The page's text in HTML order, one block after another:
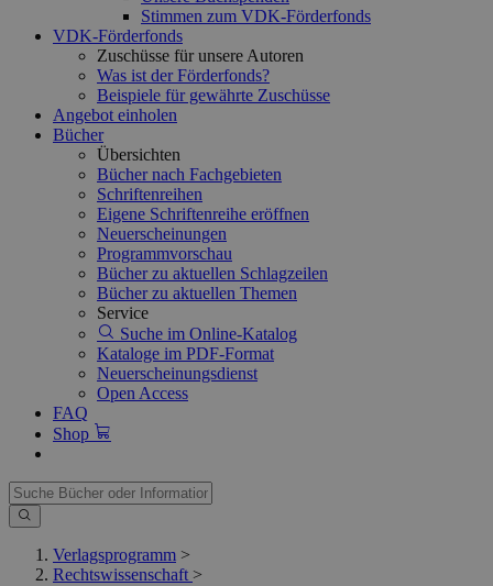
Stimmen zum VDK-Förderfonds
VDK-Förderfonds
Zuschüsse für unsere Autoren
Was ist der Förderfonds?
Beispiele für gewährte Zuschüsse
Angebot einholen
Bücher
Übersichten
Bücher nach Fachgebieten
Schriftenreihen
Eigene Schriftenreihe eröffnen
Neuerscheinungen
Programmvorschau
Bücher zu aktuellen Schlagzeilen
Bücher zu aktuellen Themen
Service
Suche im Online-Katalog
Kataloge im PDF-Format
Neuerscheinungsdienst
Open Access
FAQ
Shop
Verlagsprogramm >
Rechtswissenschaft >